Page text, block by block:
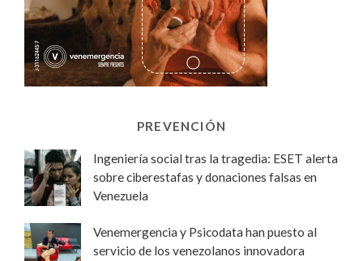
PREVENCIÓN
Ingeniería social tras la tragedia: ESET alerta
sobre ciberestafas y donaciones falsas en
Venezuela
Venemergencia y Psicodata han puesto al
servicio de los venezolanos innovadora